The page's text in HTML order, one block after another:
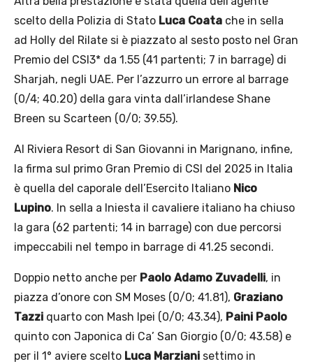
scelto della Polizia di Stato Luca Coata che in sella
ad Holly del Rilate si è piazzato al sesto posto nel Gran
Premio del CSI3* da 1.55 (41 partenti; 7 in barrage) di
Sharjah, negli UAE. Per l’azzurro un errore al barrage
(0/4; 40.20) della gara vinta dall’irlandese Shane
Breen su Scarteen (0/0; 39.55).
Al Riviera Resort di San Giovanni in Marignano, infine,
la firma sul primo Gran Premio di CSI del 2025 in Italia
è quella del caporale dell’Esercito Italiano Nico
Lupino. In sella a Iniesta il cavaliere italiano ha chiuso
la gara (62 partenti; 14 in barrage) con due percorsi
impeccabili nel tempo in barrage di 41.25 secondi.
Doppio netto anche per Paolo Adamo Zuvadelli, in
piazza d’onore con SM Moses (0/0; 41.81), Graziano
Tazzi quarto con Mash Ipei (0/0; 43.34), Paini Paolo
quinto con Japonica di Ca’ San Giorgio (0/0; 43.58) e
per il 1° aviere scelto Luca Marziani settimo in